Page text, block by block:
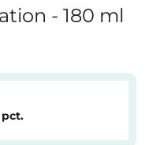
- 180 ml
pct.